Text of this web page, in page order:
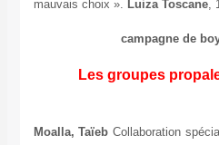
mauvais choix ».
Luiza Toscane,
campagne de
Les groupes
Moalla, TaïebCollaboration